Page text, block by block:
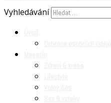
Vyhledávání